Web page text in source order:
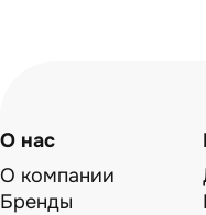
О нас
О компании
Бренды